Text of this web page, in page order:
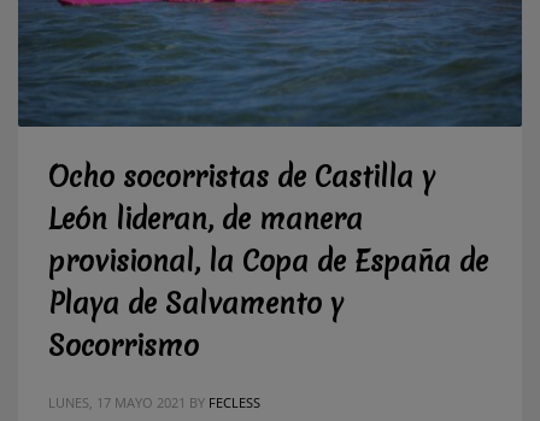
Ocho socorristas de Castilla y
León lideran, de manera
provisional, la Copa de España de
Playa de Salvamento y
Socorrismo
LUNES, 17 MAYO 2021 BY FECLESS